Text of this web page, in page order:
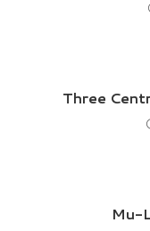
Three
Mu-